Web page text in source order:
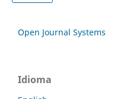
Open Journal Systems
Idioma